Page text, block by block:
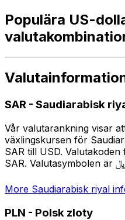
Populära US-
SAR - Saudiarabisk
Vår valutarankning visar
växlingskursen för
SAR till USD.
More Saudiarabisk riyal
PLN - Polsk zloty